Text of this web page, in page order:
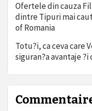
Ofertele din cauza
dintre Tipuri mai
of Romania
Totu?i, ca ceva care
siguran?a avantaje ?i